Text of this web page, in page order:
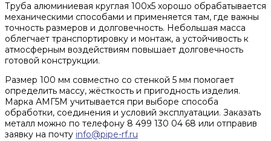
Труба алюминиевая круглая 100x5 хорошо обрабатывается
механическими способами и применяется там, где важны
точность размеров и долговечность. Небольшая масса
облегчает транспортировку и монтаж, а устойчивость к
атмосферным воздействиям повышает долговечность
готовой конструкции.
Размер 100 мм совместно со стенкой 5 мм помогает
определить массу, жёсткость и пригодность изделия.
Марка АМГ5М учитывается при выборе способа
обработки, соединения и условий эксплуатации. Заказать
металл можно по телефону 8 499 130 04 68 или отправив
заявку на почту info@pipe-rf.ru